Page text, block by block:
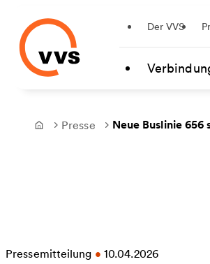
Zum Hauptinhalt springen
Der VVS
Frontpage
Presse Neue Buslinie
Pressemitteilung • 10.04.2026